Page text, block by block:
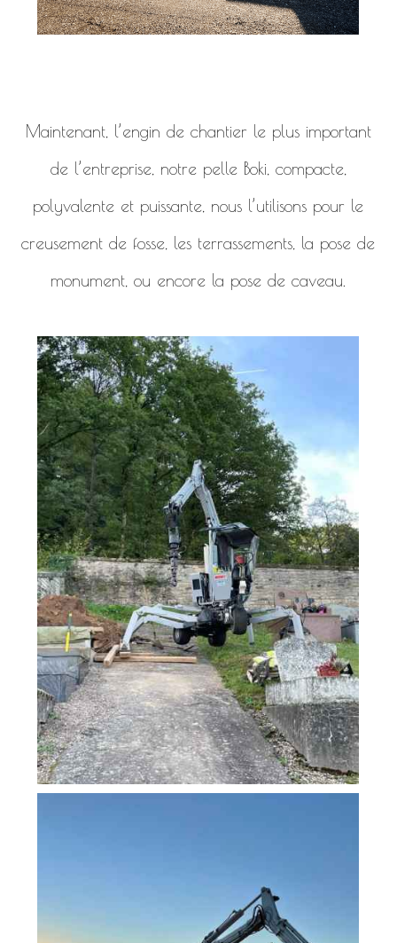
Maintenant, l’engin de chantier le plus important
de l’entreprise, notre pelle Boki, compacte,
polyvalente et puissante, nous l’utilisons pour le
creusement de fosse, les terrassements, la pose de
monument, ou encore la pose de caveau.